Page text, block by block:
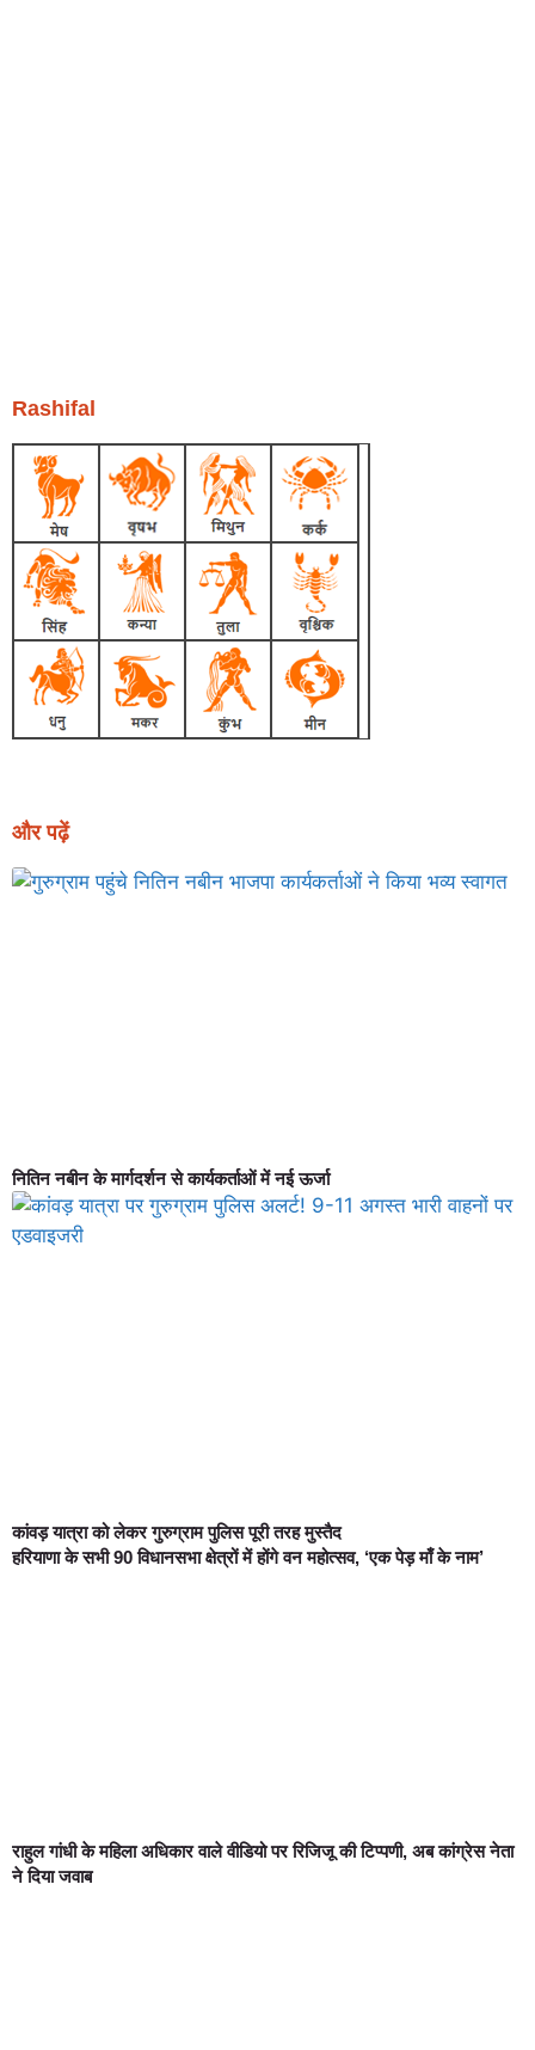
Rashifal
और पढ़ें
नितिन नबीन के मार्गदर्शन से कार्यकर्ताओं में नई ऊर्जा
कांवड़ यात्रा को लेकर गुरुग्राम पुलिस पूरी तरह मुस्तैद
हरियाणा के सभी 90 विधानसभा क्षेत्रों में होंगे वन महोत्सव, ‘एक पेड़ माँ के नाम’
राहुल गांधी के महिला अधिकार वाले वीडियो पर रिजिजू की टिप्पणी, अब कांग्रेस नेता
ने दिया जवाब